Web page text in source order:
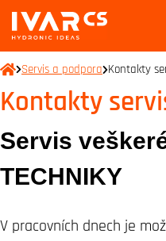
Servis a podpora Kontakty
Kontakty
Servis
TECHNIKY
V pracovních dnech je